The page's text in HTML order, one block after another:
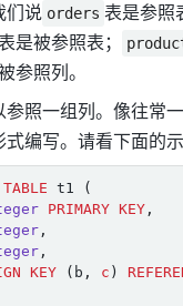
们说 orders 表是参照
是被参照表；
参照列。
参照一组列。像往常
编写。请看下面的示
TABLE t1
(
PRIMARY KEY ,
,
,
KEY ( b , c )